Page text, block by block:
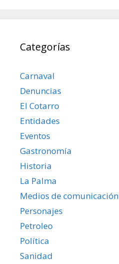
Categorías
Carnaval
Denuncias
El Cotarro
Entidades
Eventos
Gastronomía
Historia
La Palma
Medios de comunicación
Personajes
Petroleo
Política
Sanidad